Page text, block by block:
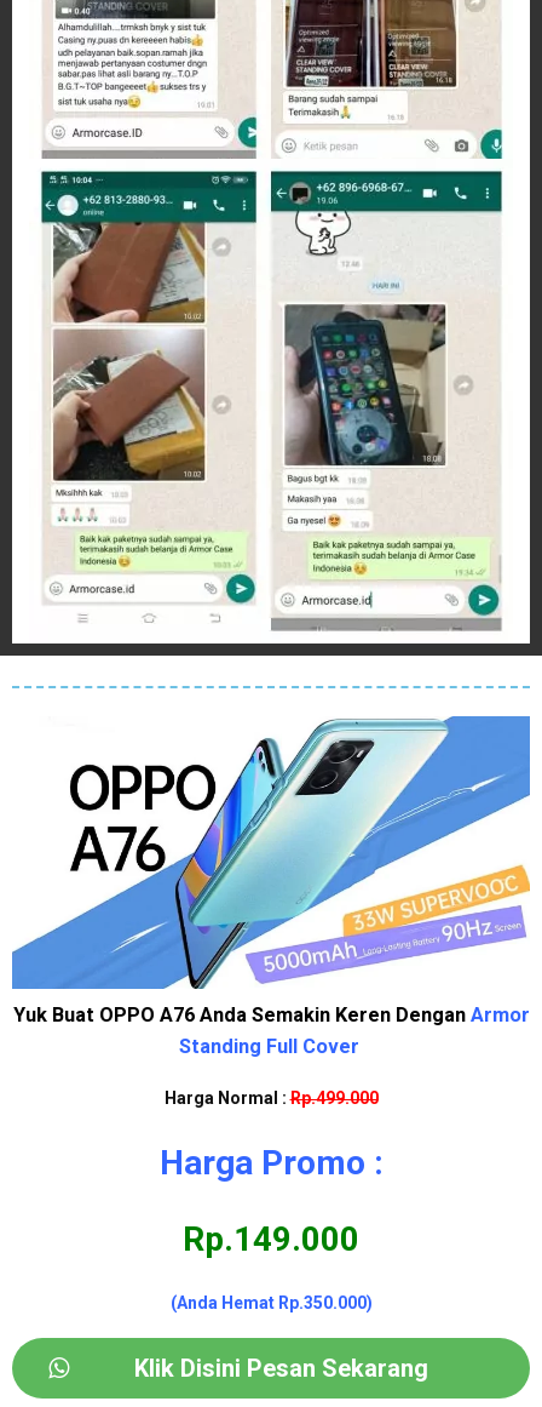
Yuk Buat OPPO A76 Anda Semakin Keren Dengan Armor
Standing Full Cover
Harga Normal :Rp.499.000
Harga Promo :
Rp.149.000
(Anda Hemat Rp.350.000)
Klik Disini Pesan Sekarang